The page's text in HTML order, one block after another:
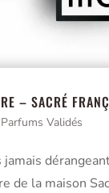
– SACRÉ
Parfums Validés
jamais
de la maison